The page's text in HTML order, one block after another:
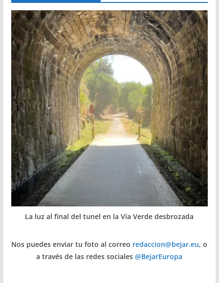
La luz al final del tunel en la Vía Verde desbrozada
Nos puedes enviar tu foto al correo redaccion@bejar.eu, o
a través de las redes sociales@BejarEuropa